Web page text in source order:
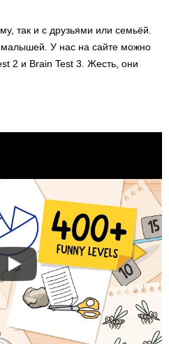
так и с друзьями или семьёй.
У нас на сайте можно
2 и Brain Test 3. Жесть, они